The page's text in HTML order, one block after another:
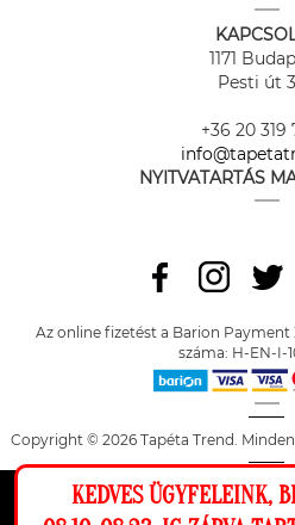
1171
Pesti út
+36 20 319
NYITVATARTÁS
Az online fizetést a Barion
száma: H-EN-I-
Copyright © 2026 Tapéta Trend.
KEDVES ÜGYFELEINK,